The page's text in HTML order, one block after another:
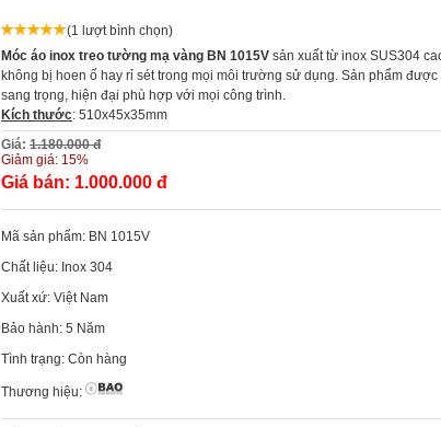
(1 lượt bình chọn)
Móc áo inox treo tường mạ vàng BN 1015V sản xuất từ inox SUS304
không bị hoen ố hay rỉ sét trong mọi môi trường sử dụng. Sản phẩm được
sang trọng, hiện đại phù hợp với mọi công trình.
Kích thước: 510x45x35mm
Giá: 1.180.000 đ
Giảm giá: 15%
Giá bán: 1.000.000 đ
Mã sản phẩm: BN 1015V
Chất liệu: Inox 304
Xuất xứ: Việt Nam
Bảo hành: 5 Năm
Tình trạng: Còn hàng
Thương hiệu: